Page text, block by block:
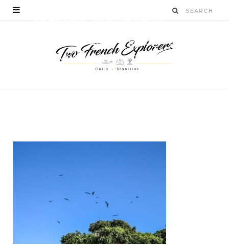
dominicaine-voyages-
viva-blog-two-french-